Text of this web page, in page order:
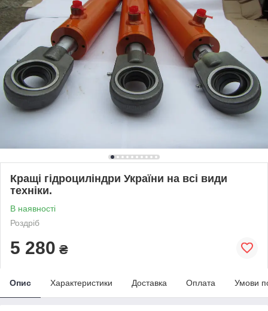
Кращі гідроциліндри України на всі види
техніки.
В наявності
Роздріб
5 280 ₴
Опис Характеристики Доставка Оплата Умови